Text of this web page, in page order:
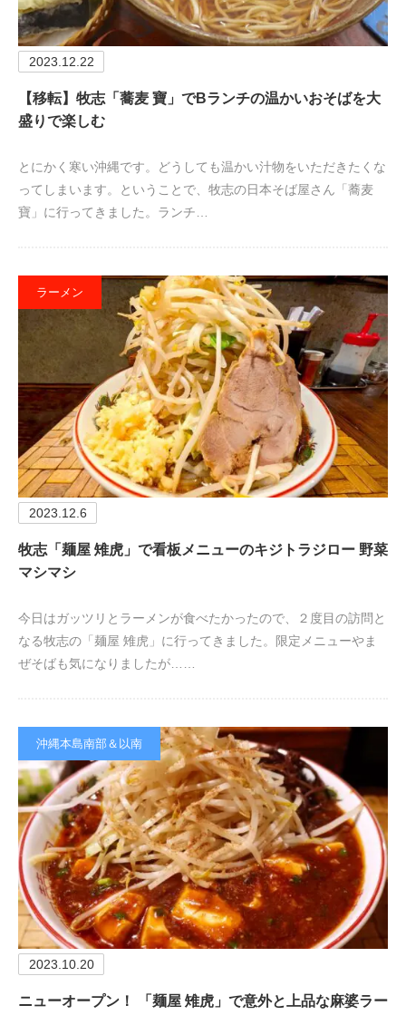
2023.12.22
【移転】牧志「蕎麦 寶」でBランチの温かいおそばを大
盛りで楽しむ
とにかく寒い沖縄です。どうしても温かい汁物をいただきたくな
ってしまいます。ということで、牧志の日本そば屋さん「蕎麦
寶」に行ってきました。ランチ…
ラーメン
2023.12.6
牧志「麺屋 雉虎」で看板メニューのキジトラジロー 野菜
マシマシ
今日はガッツリとラーメンが食べたかったので、２度目の訪問と
なる牧志の「麺屋 雉虎」に行ってきました。限定メニューやま
ぜそばも気になりましたが……
沖縄本島南部＆以南
2023.10.20
ニューオープン！ 「麺屋 雉虎」で意外と上品な麻婆ラー